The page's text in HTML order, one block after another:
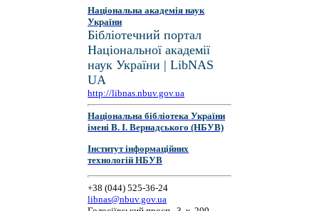
Національна академія наук
України
Бібліотечний портал
Національної академії
наук України | LibNAS
UA
http://libnas.nbuv.gov.ua
Національна бібліотека України
імені В. І. Вернадського (НБУВ)
Інститут інформаційних
технологій НБУВ
+38 (044) 525-36-24
libnas@nbuv.gov.ua